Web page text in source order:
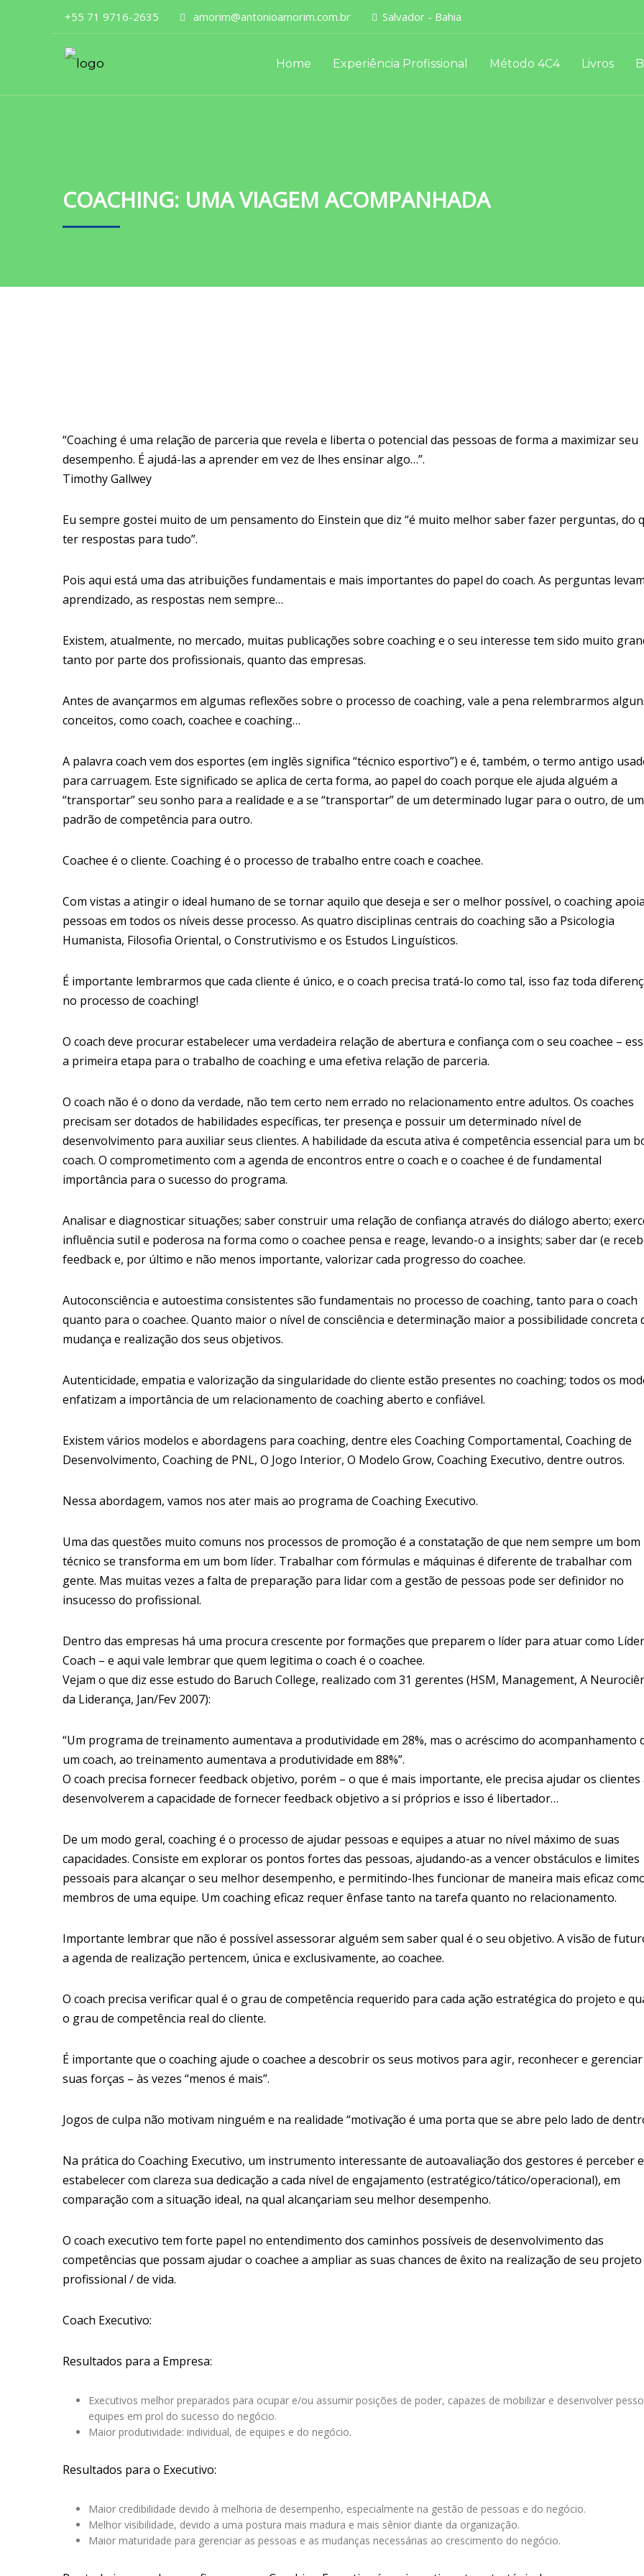
+55 71 9716-2635 amorim@antonioamorim.com.br Salvador - Bahia
Home Experiência Profissional Método 4C4 Livros
COACHING: UMA VIAGEM ACOMPANHADA
“Coaching é uma relação de parceria que revela e liberta o potencial das pessoas de forma a maximizar seu
desempenho. É ajudá-las a aprender em vez de lhes ensinar algo…”.
Timothy Gallwey
Eu sempre gostei muito de um pensamento do Einstein que diz “é muito melhor saber fazer perguntas, do
ter respostas para tudo”.
Pois aqui está uma das atribuições fundamentais e mais importantes do papel do coach. As perguntas
aprendizado, as respostas nem sempre…
Existem, atualmente, no mercado, muitas publicações sobre coaching e o seu interesse tem sido muito
tanto por parte dos profissionais, quanto das empresas.
Antes de avançarmos em algumas reflexões sobre o processo de coaching, vale a pena relembrarmos
conceitos, como coach, coachee e coaching…
A palavra coach vem dos esportes (em inglês significa “técnico esportivo”) e é, também, o termo antigo
para carruagem. Este significado se aplica de certa forma, ao papel do coach porque ele ajuda alguém a
“transportar” seu sonho para a realidade e a se “transportar” de um determinado lugar para o outro, de um
padrão de competência para outro.
Coachee é o cliente. Coaching é o processo de trabalho entre coach e coachee.
Com vistas a atingir o ideal humano de se tornar aquilo que deseja e ser o melhor possível, o coaching
pessoas em todos os níveis desse processo. As quatro disciplinas centrais do coaching são a Psicologia
Humanista, Filosofia Oriental, o Construtivismo e os Estudos Linguísticos.
É importante lembrarmos que cada cliente é único, e o coach precisa tratá-lo como tal, isso faz toda
no processo de coaching!
O coach deve procurar estabelecer uma verdadeira relação de abertura e confiança com o seu coachee –
a primeira etapa para o trabalho de coaching e uma efetiva relação de parceria.
O coach não é o dono da verdade, não tem certo nem errado no relacionamento entre adultos. Os coaches
precisam ser dotados de habilidades específicas, ter presença e possuir um determinado nível de
desenvolvimento para auxiliar seus clientes. A habilidade da escuta ativa é competência essencial para um
coach. O comprometimento com a agenda de encontros entre o coach e o coachee é de fundamental
importância para o sucesso do programa.
Analisar e diagnosticar situações; saber construir uma relação de confiança através do diálogo aberto;
influência sutil e poderosa na forma como o coachee pensa e reage, levando-o a insights; saber dar (e
feedback e, por último e não menos importante, valorizar cada progresso do coachee.
Autoconsciência e autoestima consistentes são fundamentais no processo de coaching, tanto para o coach
quanto para o coachee. Quanto maior o nível de consciência e determinação maior a possibilidade concreta
mudança e realização dos seus objetivos.
Autenticidade, empatia e valorização da singularidade do cliente estão presentes no coaching; todos os
enfatizam a importância de um relacionamento de coaching aberto e confiável.
Existem vários modelos e abordagens para coaching, dentre eles Coaching Comportamental, Coaching de
Desenvolvimento, Coaching de PNL, O Jogo Interior, O Modelo Grow, Coaching Executivo, dentre outros.
Nessa abordagem, vamos nos ater mais ao programa de Coaching Executivo.
Uma das questões muito comuns nos processos de promoção é a constatação de que nem sempre um bom
técnico se transforma em um bom líder. Trabalhar com fórmulas e máquinas é diferente de trabalhar com
gente. Mas muitas vezes a falta de preparação para lidar com a gestão de pessoas pode ser definidor no
insucesso do profissional.
Dentro das empresas há uma procura crescente por formações que preparem o líder para atuar como Líder
Coach – e aqui vale lembrar que quem legitima o coach é o coachee.
Vejam o que diz esse estudo do Baruch College, realizado com 31 gerentes (HSM, Management, A
da Liderança, Jan/Fev 2007):
“Um programa de treinamento aumentava a produtividade em 28%, mas o acréscimo do acompanhamento
um coach, ao treinamento aumentava a produtividade em 88%”.
O coach precisa fornecer feedback objetivo, porém – o que é mais importante, ele precisa ajudar os clientes
desenvolverem a capacidade de fornecer feedback objetivo a si próprios e isso é libertador…
De um modo geral, coaching é o processo de ajudar pessoas e equipes a atuar no nível máximo de suas
capacidades. Consiste em explorar os pontos fortes das pessoas, ajudando-as a vencer obstáculos e limites
pessoais para alcançar o seu melhor desempenho, e permitindo-lhes funcionar de maneira mais eficaz
membros de uma equipe. Um coaching eficaz requer ênfase tanto na tarefa quanto no relacionamento.
Importante lembrar que não é possível assessorar alguém sem saber qual é o seu objetivo. A visão de
a agenda de realização pertencem, única e exclusivamente, ao coachee.
O coach precisa verificar qual é o grau de competência requerido para cada ação estratégica do projeto e
o grau de competência real do cliente.
É importante que o coaching ajude o coachee a descobrir os seus motivos para agir, reconhecer e gerenciar
suas forças – às vezes “menos é mais”.
Jogos de culpa não motivam ninguém e na realidade “motivação é uma porta que se abre pelo lado de
Na prática do Coaching Executivo, um instrumento interessante de autoavaliação dos gestores é perceber e
estabelecer com clareza sua dedicação a cada nível de engajamento (estratégico/tático/operacional), em
comparação com a situação ideal, na qual alcançariam seu melhor desempenho.
O coach executivo tem forte papel no entendimento dos caminhos possíveis de desenvolvimento das
competências que possam ajudar o coachee a ampliar as suas chances de êxito na realização de seu projeto
profissional / de vida.
Coach Executivo:
Resultados para a Empresa:
Executivos melhor preparados para ocupar e/ou assumir posições de poder, capazes de mobilizar e desenvolver
equipes em prol do sucesso do negócio.
Maior produtividade: individual, de equipes e do negócio.
Resultados para o Executivo:
Maior credibilidade devido à melhoria de desempenho, especialmente na gestão de pessoas e do negócio.
Melhor visibilidade, devido a uma postura mais madura e mais sênior diante da organização.
Maior maturidade para gerenciar as pessoas e as mudanças necessárias ao crescimento do negócio.